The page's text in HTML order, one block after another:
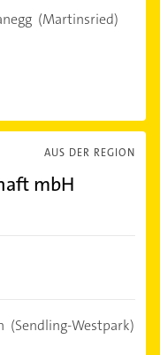
(Martinsried)
AUS DER REGION
mbH
(Sendling-Westpark)